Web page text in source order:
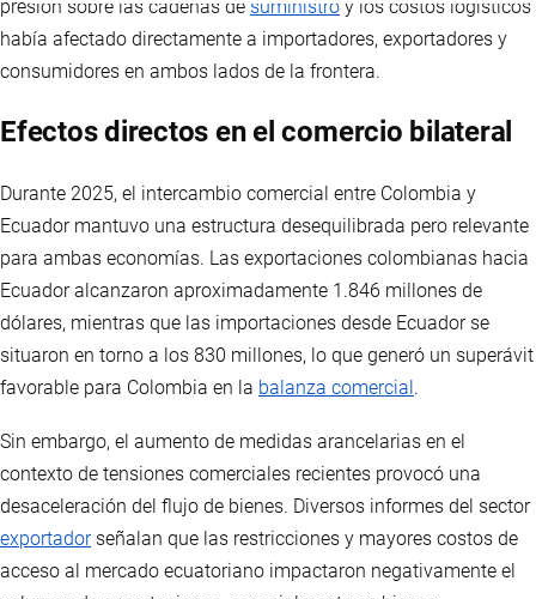
presión sobre las cadenas de suministro y los costos logísticos
había afectado directamente a importadores, exportadores y
consumidores en ambos lados de la frontera.
Efectos directos en el comercio bilateral
Durante 2025, el intercambio comercial entre Colombia y
Ecuador mantuvo una estructura desequilibrada pero relevante
para ambas economías. Las exportaciones colombianas hacia
Ecuador alcanzaron aproximadamente 1.846 millones de
dólares, mientras que las importaciones desde Ecuador se
situaron en torno a los 830 millones, lo que generó un superávit
favorable para Colombia en la balanza comercial .
Sin embargo, el aumento de medidas arancelarias en el
contexto de tensiones comerciales recientes provocó una
desaceleración del flujo de bienes. Diversos informes del sector
exportadorseñalan que las restricciones y mayores costos de
acceso al mercado ecuatoriano impactaron negativamente el